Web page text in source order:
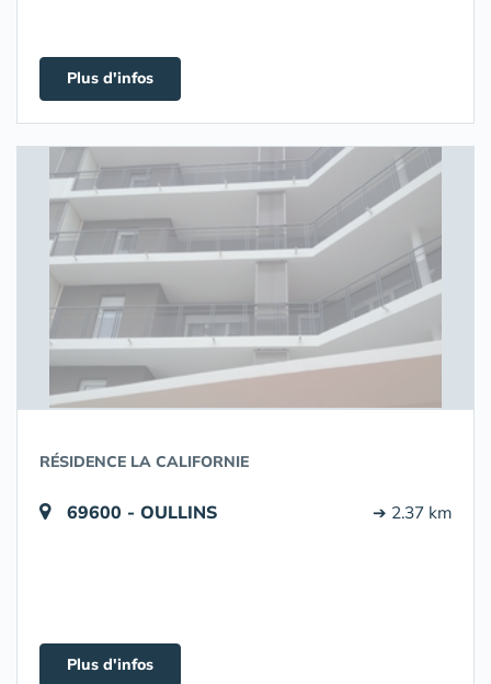
Plus d'infos
RÉSIDENCE LA CALIFORNIE
69600 - OULLINS ➔ 2.37 km
Plus d'infos